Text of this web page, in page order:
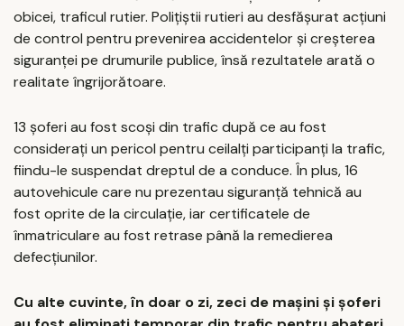
obicei, traficul rutier. Polițiștii rutieri au desfășurat acțiuni
de control pentru prevenirea accidentelor și creșterea
siguranței pe drumurile publice, însă rezultatele arată o
realitate îngrijorătoare.
13 șoferi au fost scoși din trafic după ce au fost
considerați un pericol pentru ceilalți participanți la trafic,
fiindu-le suspendat dreptul de a conduce. În plus, 16
autovehicule care nu prezentau siguranță tehnică au
fost oprite de la circulație, iar certificatele de
înmatriculare au fost retrase până la remedierea
defecțiunilor.
Cu alte cuvinte, în doar o zi, zeci de mașini și șoferi